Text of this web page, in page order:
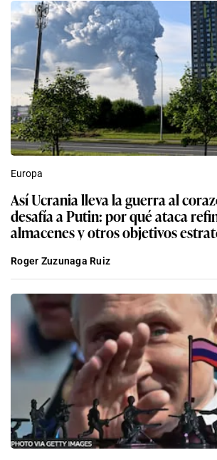
Europa
Así Ucrania lleva la guerra al
desafía a Putin: por qué ataca
almacenes y otros objetivos
Roger Zuzunaga Ruiz